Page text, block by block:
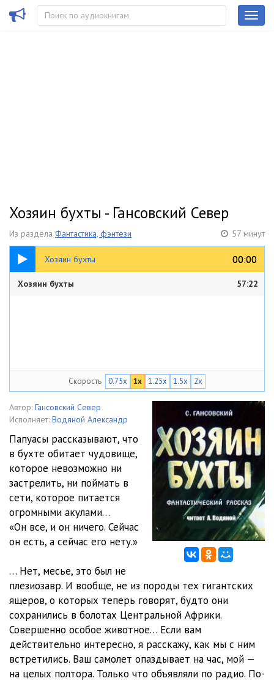
Хозяин бухты - Гансовский Север
Из раздела Фантастика, фэнтези 57 минут
Хозяин бухты 00:00
00:00
57:22
Хозяин бухты 57:22
Скорость 0.75x 1x 1.25x 1.5x 2x
Автор: Гансовский Север
Исполняет: Водяной Александр
Папуасы рассказывают, что
в бухте обитает чудовище,
которое невозможно ни
застрелить, ни поймать в
сети, которое питается
огромными акулами…
«Он все, и он ничего. Сейчас
он есть, а сейчас его нету.»
… Нет, месье, это был не
плезиозавр. И вообще, не из породы тех гигантских
ящеров, о которых теперь говорят, будто они
сохранились в болотах Центральной Африки.
Совершенно особое животное… Если вам
действительно интересно, я расскажу, как мы с ним
встретились. Ваш самолет опаздывает на час, мой —
на целых полтора. Только что объявляли по радио. По-